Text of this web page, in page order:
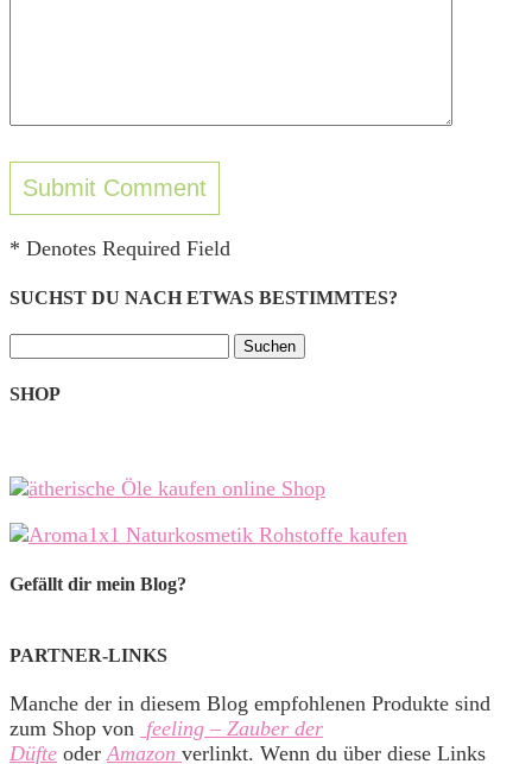
* Denotes Required Field
SUCHST DU NACH ETWAS BESTIMMTES?
nach:
SHOP
Gefällt dir mein Blog?
PARTNER-LINKS
Manche der in diesem Blog empfohlenen Produkte sind
zum Shop von feeling – Zauber der
Düfte oderAmazon verlinkt. Wenn du über diese Links